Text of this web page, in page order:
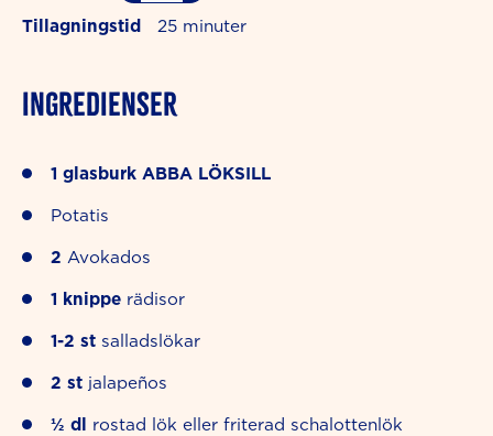
Tillagningstid 25
INGREDIENSER
1 glasburk ABBA LÖKSILL
Potatis
2 Avokados
1 knippe rädisor
1-2 st salladslökar
2 st jalapeños
½ dl rostad lök eller friterad schalottenlök